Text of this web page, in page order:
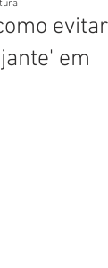
evitar
em